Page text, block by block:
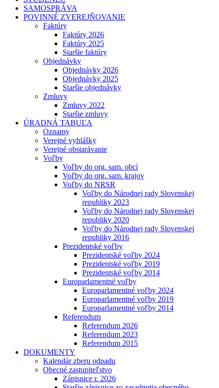
SAMOSPRÁVA
POVINNÉ ZVEREJŇOVANIE
Faktúry
Faktúry 2026
Faktúry 2025
Staršie faktúry
Objednávky
Objednávky 2026
Objednávky 2025
Staršie objednávky
Zmluvy
Zmluvy 2022
Staršie zmluvy
ÚRADNÁ TABUĽA
Oznamy
Verejné vyhlášky
Verejné obstarávanie
Voľby
Voľby do org. sam. obcí
Voľby do org. sam. krajov
Voľby do NRSR
Voľby do Národnej rady Slovenskej
republiky 2023
Voľby do Národnej rady Slovenskej
republiky 2020
Voľby do Národnej rady Slovenskej
republiky 2016
Prezidentské voľby
Prezidentské voľby 2024
Prezidentské voľby 2019
Prezidentské voľby 2014
Europarlamentné voľby
Europarlamentné voľby 2024
Europarlamentné voľby 2019
Europarlamentné voľby 2014
Referendum
Referendum 2026
Referendum 2023
Referendum 2015
DOKUMENTY
Kalendár zberu odpadu
Obecné zastupiteľstvo
Zápisnice r. 2026